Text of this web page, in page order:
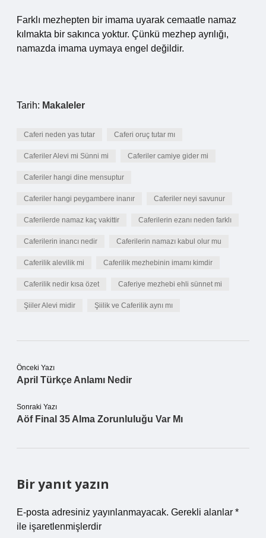
Farklı mezhepten bir imama uyarak cemaatle namaz
kılmakta bir sakınca yoktur. Çünkü mezhep ayrılığı,
namazda imama uymaya engel değildir.
Tarih: Makaleler
Caferi neden yas tutar Caferi oruç tutar mı
Caferiler Alevi mi Sünni mi Caferiler camiye gider mi
Caferiler hangi dine mensuptur
Caferiler hangi peygambere inanır Caferiler neyi savunur
Caferilerde namaz kaç vakittir Caferilerin ezanı neden farklı
Caferilerin inancı nedir Caferilerin namazı kabul olur mu
Caferilik alevilik mi Caferilik mezhebinin imamı kimdir
Caferilik nedir kısa özet Caferiye mezhebi ehli sünnet mi
Şiiler Alevi midir Şiilik ve Caferilik aynı mı
Önceki Yazı
April Türkçe Anlamı Nedir
Sonraki Yazı
Aöf Final 35 Alma Zorunluluğu Var Mı
Bir yanıt yazın
E-posta adresiniz yayınlanmayacak. Gerekli alanlar *
ile işaretlenmişlerdir